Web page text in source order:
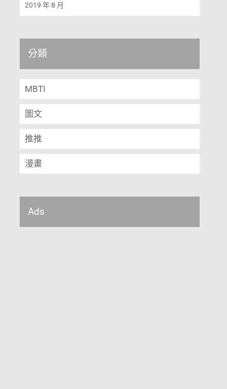
2019 年 8 月
分類
MBTI
圖文
推推
漫畫
Ads